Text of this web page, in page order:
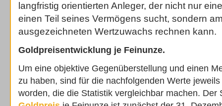
langfristig orientierten Anleger, der nicht nur
einen Teil seines Vermögens sucht, sondern
ausgezeichneten Wertzuwachs rechnen kann.
Goldpreisentwicklung je Feinunze.
Um eine objektive Gegenüberstellung und einen
zu haben, sind für die nachfolgenden Werte
worden, die die Statistik vergleichbar machen. Der